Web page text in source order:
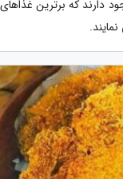
دارند که برترین